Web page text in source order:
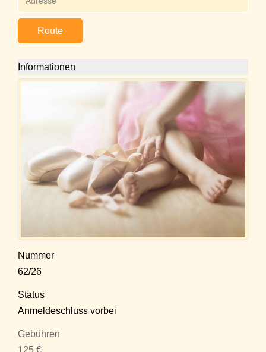
Route
Informationen
Nummer
62/26
Status
Anmeldeschluss vorbei
Gebühren